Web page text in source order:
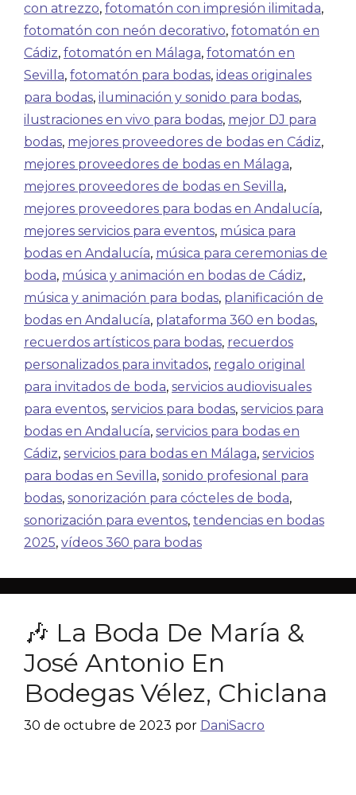
con atrezzo, fotomatón con impresión ilimitada,
fotomatón con neón decorativo, fotomatón en
Cádiz, fotomatón en Málaga, fotomatón en
Sevilla, fotomatón para bodas, ideas originales
para bodas, iluminación y sonido para bodas,
ilustraciones en vivo para bodas, mejor DJ para
bodas, mejores proveedores de bodas en Cádiz,
mejores proveedores de bodas en Málaga,
mejores proveedores de bodas en Sevilla,
mejores proveedores para bodas en Andalucía,
mejores servicios para eventos, música para
bodas en Andalucía, música para ceremonias de
boda, música y animación en bodas de Cádiz,
música y animación para bodas, planificación de
bodas en Andalucía, plataforma 360 en bodas,
recuerdos artísticos para bodas, recuerdos
personalizados para invitados, regalo original
para invitados de boda, servicios audiovisuales
para eventos, servicios para bodas, servicios para
bodas en Andalucía, servicios para bodas en
Cádiz, servicios para bodas en Málaga, servicios
para bodas en Sevilla, sonido profesional para
bodas, sonorización para cócteles de boda,
sonorización para eventos, tendencias en bodas
2025, vídeos 360 para bodas
🎶 La Boda De María &
José Antonio En
Bodegas Vélez, Chiclana
30 de octubre de 2023 por DaniSacro